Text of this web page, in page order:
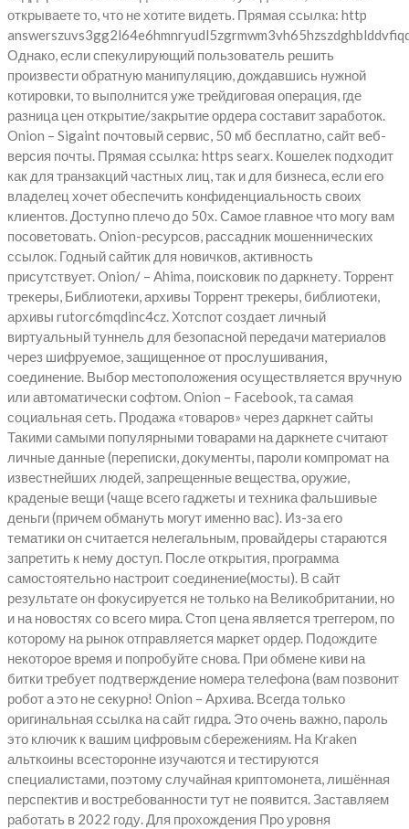
открываете то, что не хотите видеть. Прямая ссылка: http
Однако, если спекулирующий пользователь решить
произвести обратную манипуляцию, дождавшись нужной
котировки, то выполнится уже трейдиговая операция, где
разница цен открытие/закрытие ордера составит заработок.
Onion – Sigaint почтовый сервис, 50 мб бесплатно, сайт веб-
версия почты. Прямая ссылка: https searx. Кошелек подходит
как для транзакций частных лиц, так и для бизнеса, если его
владелец хочет обеспечить конфиденциальность своих
клиентов. Доступно плечо до 50х. Самое главное что могу вам
посоветовать. Onion-ресурсов, рассадник мошеннических
ссылок. Годный сайтик для новичков, активность
присутствует. Onion/ – Ahima, поисковик по даркнету. Торрент
трекеры, Библиотеки, архивы Торрент трекеры, библиотеки,
архивы rutorc6mqdinc4cz. Хотспот создает личный
виртуальный туннель для безопасной передачи материалов
через шифруемое, защищенное от прослушивания,
соединение. Выбор местоположения осуществляется вручную
или автоматически софтом. Onion – Facebook, та самая
социальная сеть. Продажа «товаров» через даркнет сайты
Такими самыми популярными товарами на даркнете считают
личные данные (переписки, документы, пароли компромат на
известнейших людей, запрещенные вещества, оружие,
краденые вещи (чаще всего гаджеты и техника фальшивые
деньги (причем обмануть могут именно вас). Из-за его
тематики он считается нелегальным, провайдеры стараются
запретить к нему доступ. После открытия, программа
самостоятельно настроит соединение(мосты). В сайт
результате он фокусируется не только на Великобритании, но
и на новостях со всего мира. Стоп цена является треггером, по
которому на рынок отправляется маркет ордер. Подождите
некоторое время и попробуйте снова. При обмене киви на
битки требует подтверждение номера телефона (вам позвонит
робот а это не секурно! Onion – Архива. Всегда только
оригинальная ссылка на сайт гидра. Это очень важно, пароль
это ключик к вашим цифровым сбережениям. На Kraken
альткоины всесторонне изучаются и тестируются
специалистами, поэтому случайная криптомонета, лишённая
перспектив и востребованности тут не появится. Заставляем
работать в 2022 году. Для прохождения Про уровня